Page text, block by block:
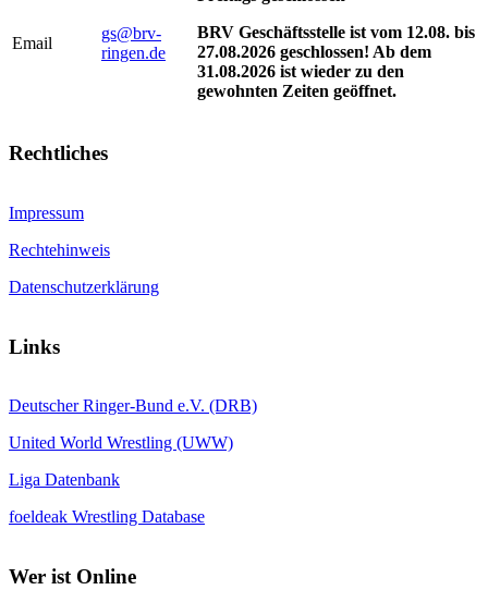
Email
gs@brv-
ringen.de
BRV Geschäftsstelle ist vom 12.08. bis
27.08.2026 geschlossen! Ab dem
31.08.2026 ist wieder zu den
gewohnten Zeiten geöffnet.
Rechtliches
Impressum
Rechtehinweis
Datenschutzerklärung
Links
Deutscher Ringer-Bund e.V. (DRB)
United World Wrestling (UWW)
Liga Datenbank
foeldeak Wrestling Database
Wer ist Online